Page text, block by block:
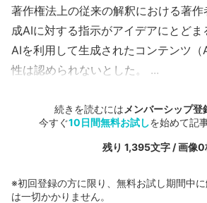
著作権法上の従来の解釈における著
成AIに対する指示がアイデアにとどま
AIを利用して生成されたコンテンツ
性は認められないとした。 ...
続きを読むには メンバーシップ登
今すぐ10日間無料お試しを始めて記
残り 1,395文字 / 画像0
※初回登録の方に限り、無料お試し期間中
は一切かかりません。